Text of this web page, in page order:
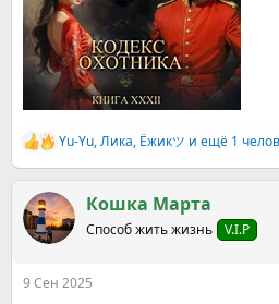
Р
е
к
ц
и
Yu-Yu,Ликa, Ёжикツ︎ и ещё 1
Кошка Марта
Способ жить жизнь V.I.P
9 Сен 2025